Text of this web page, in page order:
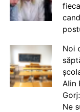
Noi
Alin
Ne